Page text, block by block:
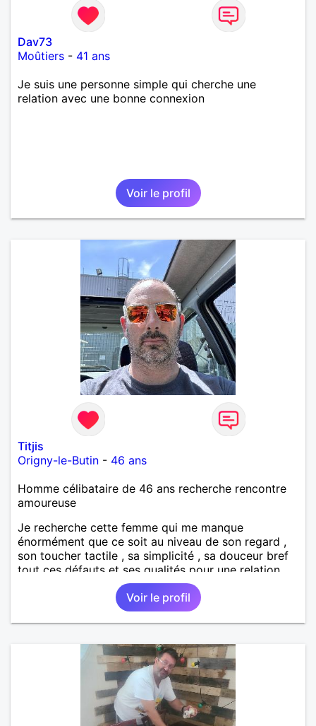
Dav73
Moûtiers - 41 ans
Je suis une personne simple qui cherche une
relation avec une bonne connexion
Voir le profil
Titjis
Origny-le-Butin - 46 ans
Homme célibataire de 46 ans recherche rencontre
amoureuse
Je recherche cette femme qui me manque
énormément que ce soit au niveau de son regard ,
son toucher tactile , sa simplicité , sa douceur bref
tout ces défauts et ses qualités pour une relation
Voir le profil